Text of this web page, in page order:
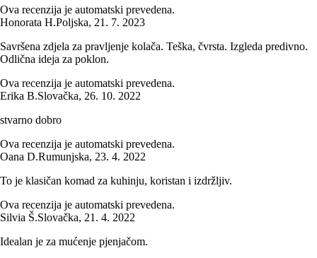
Ova recenzija je automatski prevedena.
Honorata H.Poljska, 21. 7. 2023
Savršena zdjela za pravljenje kolača. Teška, čvrsta. Izgleda predivno.
Odlična ideja za poklon.
Ova recenzija je automatski prevedena.
Erika B.Slovačka, 26. 10. 2022
stvarno dobro
Ova recenzija je automatski prevedena.
Oana D.Rumunjska, 23. 4. 2022
To je klasičan komad za kuhinju, koristan i izdržljiv.
Ova recenzija je automatski prevedena.
Silvia Š.Slovačka, 21. 4. 2022
Idealan je za mućenje pjenjačom.